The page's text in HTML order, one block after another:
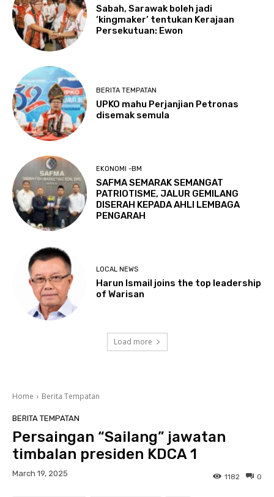
Sabah, Sarawak boleh jadi
‘kingmaker’ tentukan Kerajaan
Persekutuan: Ewon
BERITA TEMPATAN
UPKO mahu Perjanjian Petronas
disemak semula
EKONOMI -BM
SAFMA SEMARAK SEMANGAT
PATRIOTISME, JALUR GEMILANG
DISERAH KEPADA AHLI LEMBAGA
PENGARAH
LOCAL NEWS
Harun Ismail joins the top leadership
of Warisan
Load more